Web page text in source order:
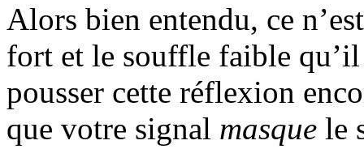
Alors bien entendu, ce
fort et le souffle faible
pousser cette réflexion
que votre signal masque le